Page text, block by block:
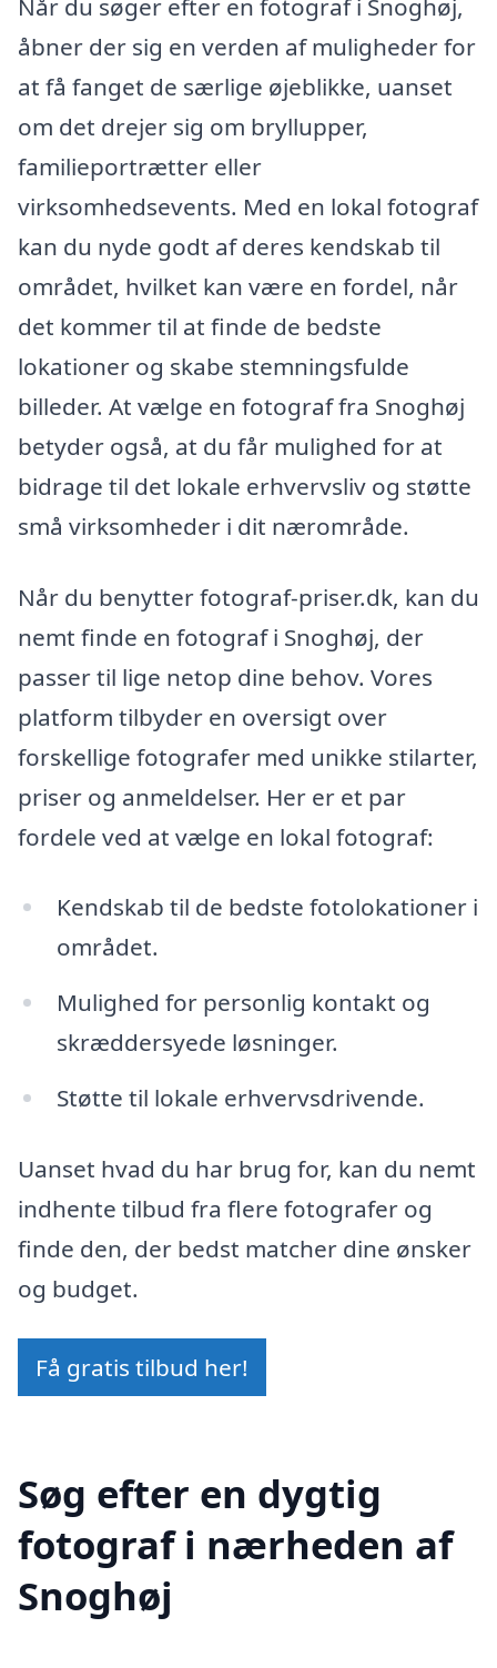
Når du søger efter en fotograf i Snoghøj,
åbner der sig en verden af muligheder for
at få fanget de særlige øjeblikke, uanset
om det drejer sig om bryllupper,
familieportrætter eller
virksomhedsevents. Med en lokal fotograf
kan du nyde godt af deres kendskab til
området, hvilket kan være en fordel, når
det kommer til at finde de bedste
lokationer og skabe stemningsfulde
billeder. At vælge en fotograf fra Snoghøj
betyder også, at du får mulighed for at
bidrage til det lokale erhvervsliv og støtte
små virksomheder i dit nærområde.
Når du benytter fotograf-priser.dk, kan du
nemt finde en fotograf i Snoghøj, der
passer til lige netop dine behov. Vores
platform tilbyder en oversigt over
forskellige fotografer med unikke stilarter,
priser og anmeldelser. Her er et par
fordele ved at vælge en lokal fotograf:
Kendskab til de bedste fotolokationer i
området.
Mulighed for personlig kontakt og
skræddersyede løsninger.
Støtte til lokale erhvervsdrivende.
Uanset hvad du har brug for, kan du nemt
indhente tilbud fra flere fotografer og
finde den, der bedst matcher dine ønsker
og budget.
Få gratis tilbud her!
Søg efter en dygtig
fotograf i nærheden af
Snoghøj